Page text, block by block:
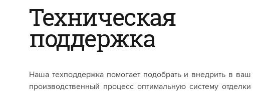
Техническая
поддержка
Наша техподдержка помогает подобрать и внедрить в ваш
производственный процесс оптимальную систему отделки